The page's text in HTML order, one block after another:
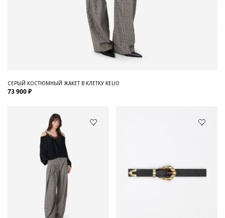
СЕРЫЙ КОСТЮМНЫЙ ЖАКЕТ В КЛЕТКУ KELIO
73 900 ₽